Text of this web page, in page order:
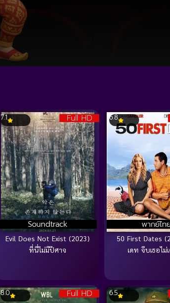
Full HD
Soundtrack
7.1
Evil Does Not Exist (2023)
ที่นี่ไม่มีปีศาจ
พากย์ไท
6.8
50 First Dates
เดท จีบเธอไม่
Full HD
8.0 6.5